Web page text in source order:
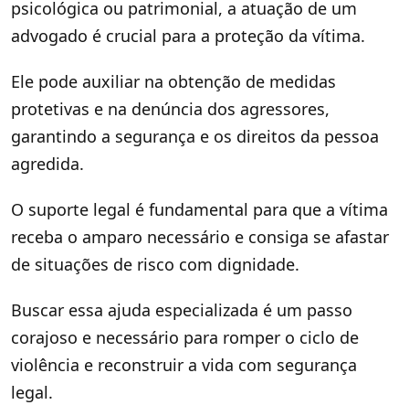
psicológica ou patrimonial, a atuação de um
advogado é crucial para a proteção da vítima.
Ele pode auxiliar na obtenção de medidas
protetivas e na denúncia dos agressores,
garantindo a segurança e os direitos da pessoa
agredida.
O suporte legal é fundamental para que a vítima
receba o amparo necessário e consiga se afastar
de situações de risco com dignidade.
Buscar essa ajuda especializada é um passo
corajoso e necessário para romper o ciclo de
violência e reconstruir a vida com segurança
legal.